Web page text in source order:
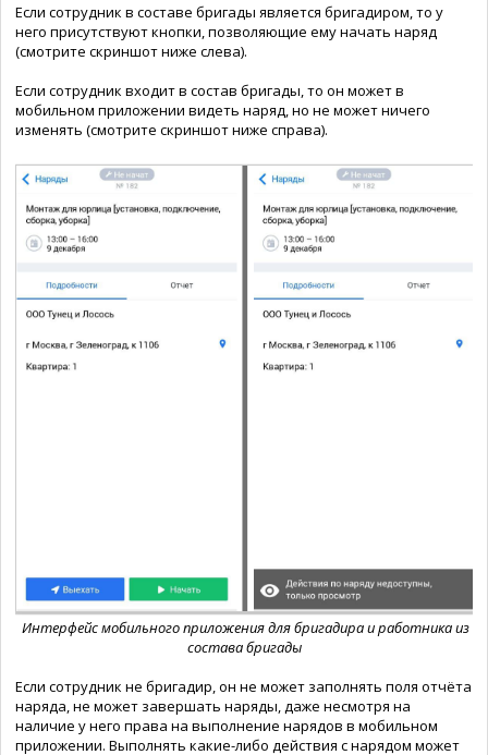
Если сотрудник в составе бригады является бригадиром, то у
него присутствуют кнопки, позволяющие ему начать наряд
(смотрите скриншот ниже слева).
Если сотрудник входит в состав бригады, то он может в
мобильном приложении видеть наряд, но не может ничего
изменять (смотрите скриншот ниже справа).
Интерфейс мобильного приложения для бригадира и работника из
состава бригады
Если сотрудник не бригадир, он не может заполнять поля отчёта
наряда, не может завершать наряды, даже несмотря на
наличие у него права на выполнение нарядов в мобильном
приложении. Выполнять какие-либо действия с нарядом может